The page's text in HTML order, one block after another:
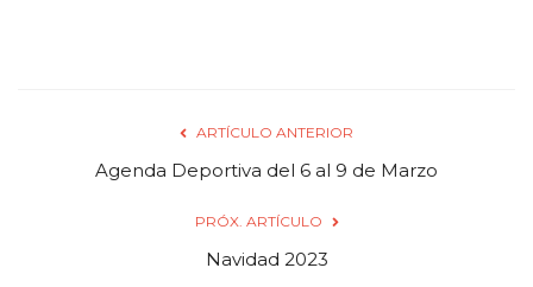
ARTÍCULO ANTERIOR
Agenda Deportiva del 6 al 9 de Marzo
PRÓX. ARTÍCULO
Navidad 2023